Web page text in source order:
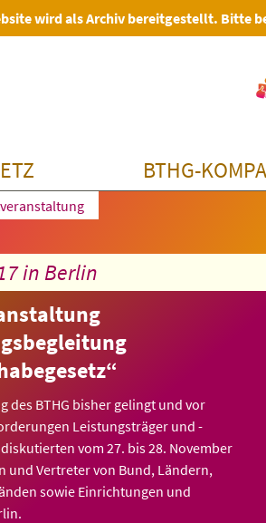
wird als Archiv bereitgestellt. Bitte
BTHG-
in Berlin
des BTHG bisher gelingt und vor
Leistungsträger und -
vom 27. bis 28. November
und Vertreter von Bund, Ländern,
sowie Einrichtungen und